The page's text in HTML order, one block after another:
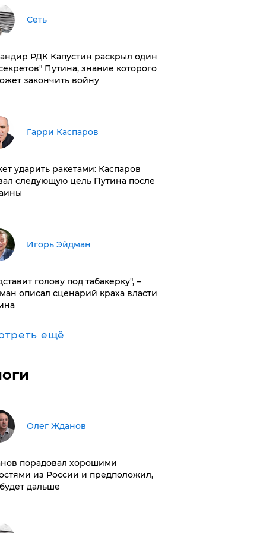
Сеть
РДК Капустин раскрыл один
Путина, знание которого
закончить войну
Гарри Каспаров
ударить ракетами: Каспаров
следующую цель Путина после
Игорь Эйдман
голову под табакерку", –
описал сценарий краха власти
ещё
Олег Жданов
порадовал хорошими
из России и предположил,
дальше